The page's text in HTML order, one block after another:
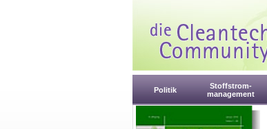
Politik
Stoffstrom-
management